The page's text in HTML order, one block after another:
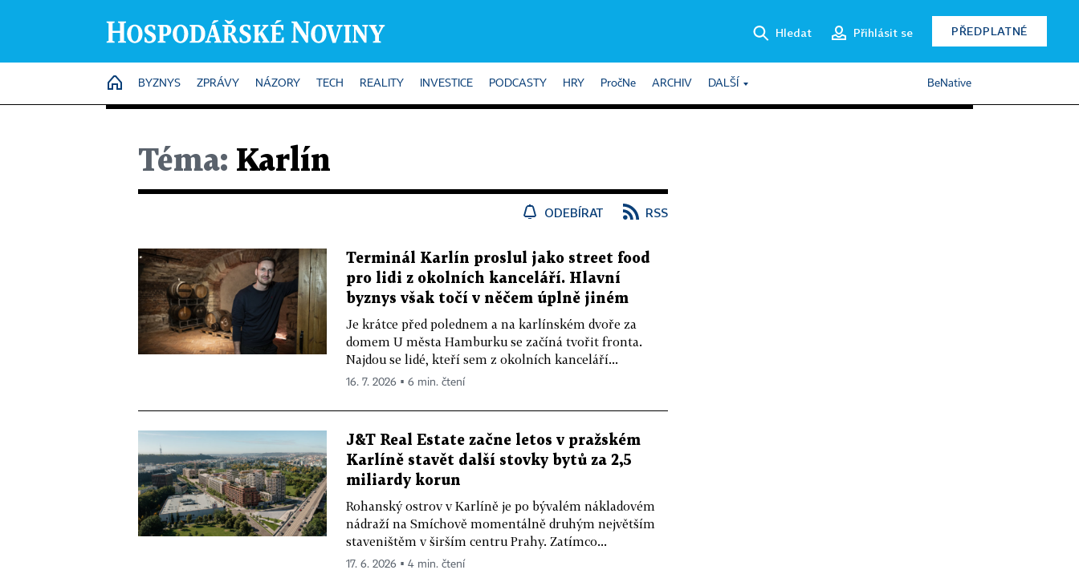
Hledat Přihlásit se PŘEDPLATNÉ
HOME
BYZNYS ZPRÁVY NÁZORY TECH REALITY INVESTICE PODCASTY HRY PročNe ARCHIV DALŠÍ BeNative
Téma: Karlín
ODEBÍRAT RSS
Terminál Karlín proslul jako street food
pro lidi z okolních kanceláří. Hlavní
byznys však točí v něčem úplně jiném
Je krátce před polednem a na karlínském dvoře za
domem U města Hamburku se začíná tvořit fronta.
Najdou se lidé, kteří sem z okolních kanceláří...
16. 7. 2026 ▪ 6 min. čtení
J&T Real Estate začne letos v pražském
Karlíně stavět další stovky bytů za 2,5
miliardy korun
Rohanský ostrov v Karlíně je po bývalém nákladovém
nádraží na Smíchově momentálně druhým největším
staveništěm v širším centru Prahy. Zatímco...
17. 6. 2026 ▪ 4 min. čtení